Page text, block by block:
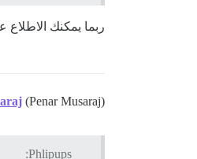
ربما يمكنك الاطلاع
(Penar Musaraj)
Phlipups: